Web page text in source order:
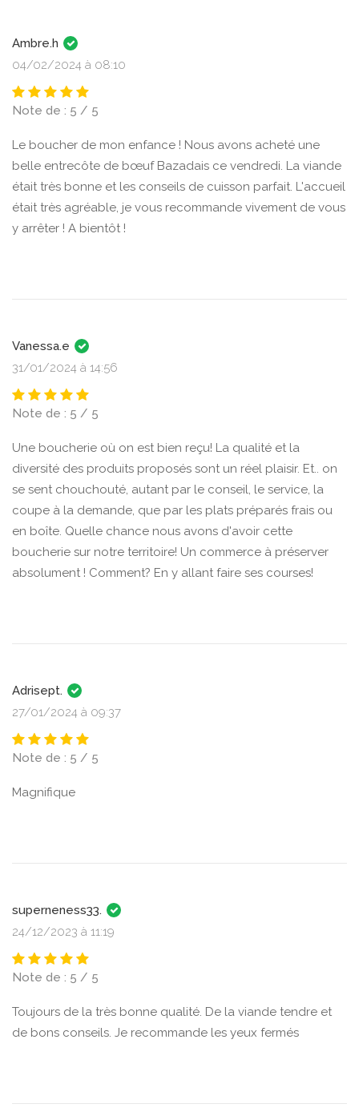
Ambre.h
04/02/2024 à 08:10
Note de : 5 / 5
Le boucher de mon enfance ! Nous avons acheté une
belle entrecôte de bœuf Bazadais ce vendredi. La viande
était très bonne et les conseils de cuisson parfait. L'accueil
était très agréable, je vous recommande vivement de vous
y arrêter ! A bientôt !
Vanessa.e
31/01/2024 à 14:56
Note de : 5 / 5
Une boucherie où on est bien reçu! La qualité et la
diversité des produits proposés sont un réel plaisir. Et.. on
se sent chouchouté, autant par le conseil, le service, la
coupe à la demande, que par les plats préparés frais ou
en boîte. Quelle chance nous avons d'avoir cette
boucherie sur notre territoire! Un commerce à préserver
absolument ! Comment? En y allant faire ses courses!
Adrisept.
27/01/2024 à 09:37
Note de : 5 / 5
Magnifique
superneness33.
24/12/2023 à 11:19
Note de : 5 / 5
Toujours de la très bonne qualité. De la viande tendre et
de bons conseils. Je recommande les yeux fermés